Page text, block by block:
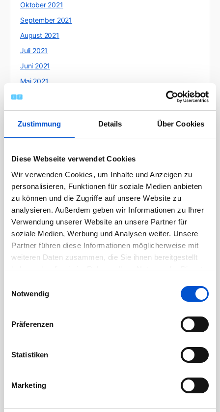
Zustimmung Details Über Cookies
Diese Webseite verwendet Cookies
Wir verwenden Cookies, um Inhalte und Anzeigen zu
personalisieren, Funktionen für soziale Medien anbieten
zu können und die Zugriffe auf unsere Website zu
analysieren. Außerdem geben wir Informationen zu Ihrer
Verwendung unserer Website an unsere Partner für
soziale Medien, Werbung und Analysen weiter. Unsere
Partner führen diese Informationen möglicherweise mit
weiteren Daten zusammen, die Sie ihnen bereitgestellt
haben oder die sie im Rahmen Ihrer Nutzung der Dienste
Notwendig
Präferenzen
Statistiken
Marketing
Oktober 2021
September 2021
August 2021
Juli 2021
Juni 2021
Mai 2021
April 2021
März 2021
Februar 2021
Dezember 2020
November 2020
Oktober 2020
September 2020
August 2020
Juli 2020
Juni 2020
März 2020
Januar 2020
November 2019
September 2019